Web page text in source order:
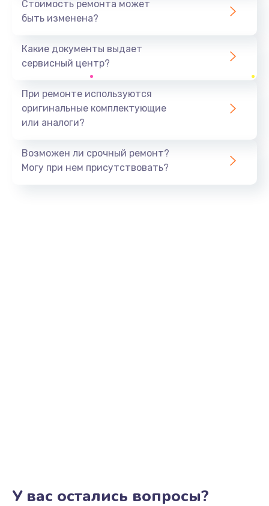
Ремонт южного моста
Замена батарейки BIOS
Заказать
Стоимость ремонта может
быть изменена?
Какие документы выдает
сервисный центр?
При ремонте используются
оригинальные комплектующие
или аналоги?
Возможен ли срочный ремонт?
Могу при нем присутствовать?
У вас остались вопросы?